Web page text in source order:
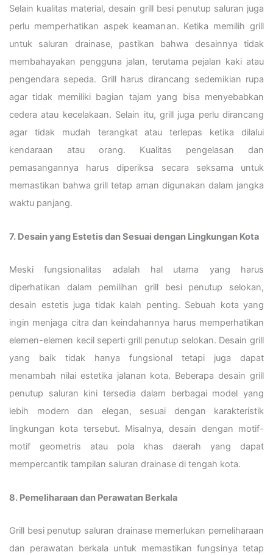
Selain kualitas material, desain grill besi penutup saluran juga
perlu memperhatikan aspek keamanan. Ketika memilih grill
untuk saluran drainase, pastikan bahwa desainnya tidak
membahayakan pengguna jalan, terutama pejalan kaki atau
pengendara sepeda. Grill harus dirancang sedemikian rupa
agar tidak memiliki bagian tajam yang bisa menyebabkan
cedera atau kecelakaan. Selain itu, grill juga perlu dirancang
agar tidak mudah terangkat atau terlepas ketika dilalui
kendaraan atau orang. Kualitas pengelasan dan
pemasangannya harus diperiksa secara seksama untuk
memastikan bahwa grill tetap aman digunakan dalam jangka
waktu panjang.
7. Desain yang Estetis dan Sesuai dengan Lingkungan Kota
Meski fungsionalitas adalah hal utama yang harus
diperhatikan dalam pemilihan grill besi penutup selokan,
desain estetis juga tidak kalah penting. Sebuah kota yang
ingin menjaga citra dan keindahannya harus memperhatikan
elemen-elemen kecil seperti grill penutup selokan. Desain grill
yang baik tidak hanya fungsional tetapi juga dapat
menambah nilai estetika jalanan kota. Beberapa desain grill
penutup saluran kini tersedia dalam berbagai model yang
lebih modern dan elegan, sesuai dengan karakteristik
lingkungan kota tersebut. Misalnya, desain dengan motif-
motif geometris atau pola khas daerah yang dapat
mempercantik tampilan saluran drainase di tengah kota.
8. Pemeliharaan dan Perawatan Berkala
Grill besi penutup saluran drainase memerlukan pemeliharaan
dan perawatan berkala untuk memastikan fungsinya tetap